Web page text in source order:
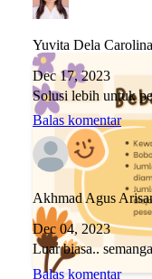
Yuvita Dela Carolina
Dec 17, 2023
Solusi lebih untuk
Balas komentar
Akhmad Agus
Dec 04, 2023
Luar biasa..
Balas komentar